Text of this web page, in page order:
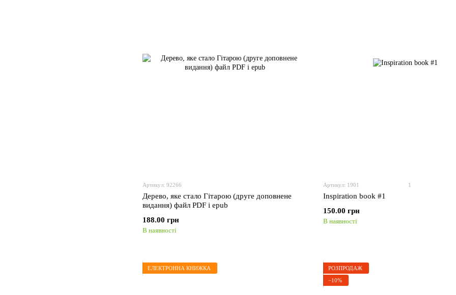
Артикул: 92266
Дерево, яке стало Гітарою (друге доповнене
видання) файл PDF i epub
188.00 грн
В наявності
Артикул: 1901 1
Inspiration book #1
150.00 грн
В наявності
ЕЛЕКТРОННА КНИЖКА
РОЗПРОДАЖ
−10%